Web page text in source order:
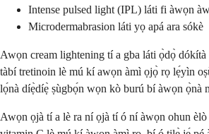
Intense pulsed light (IPL) láti fi àwọn
Microdermabrasion láti yọ apá ara sókè
Awọn cream lightening tí a gba láti ọ̀dọ̀
tàbí tretinoin lè mú kí awọn àmì ọjọ̀ rọ lẹ́yìn
lọ́nà díẹ̀díẹ̀ ṣùgbọ́n wọn kò burú bí àwọn ọ̀nà
Awọn ọjà tí a lè ra ní ọjà tí ó ní àwọn ohun